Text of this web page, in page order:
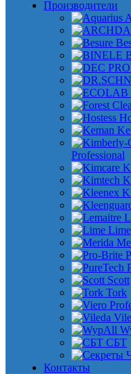
Производители
Professional
Lime
Scott
Tork
СБТ
Контакты